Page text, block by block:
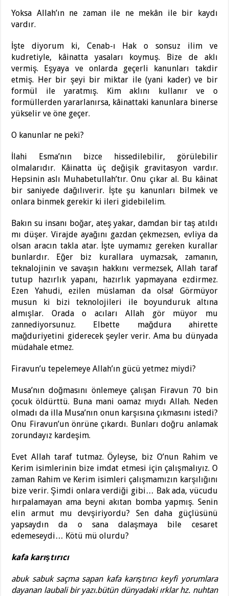
Yoksa Allah’ın ne zaman ile ne mekân ile bir kaydı
vardır.
İşte diyorum ki, Cenab-ı Hak o sonsuz ilim ve
kudretiyle, kâinatta yasaları koymuş. Bize de aklı
vermiş. Eşyaya ve onlarda geçerli kanunları takdir
etmiş. Her bir şeyi bir miktar ile (yani kader) ve bir
formül ile yaratmış. Kim aklını kullanır ve o
formüllerden yararlanırsa, kâinattaki kanunlara binerse
yükselir ve öne geçer.
O kanunlar ne peki?
İlahi Esma’nın bizce hissedilebilir, görülebilir
olmalarıdır. Kâinatta üç değişik gravitasyon vardır.
Hepsinin aslı Muhabetullah’tır. Onu çıkar al. Bu kâinat
bir saniyede dağılıverir. İşte şu kanunları bilmek ve
onlara binmek gerekir ki ileri gidebilelim.
Bakın su insanı boğar, ateş yakar, damdan bir taş atıldı
mı düşer. Virajde ayağını gazdan çekmezsen, evliya da
olsan aracın takla atar. İşte uymamız gereken kurallar
bunlardır. Eğer biz kurallara uymazsak, zamanın,
teknalojinin ve savaşın hakkını vermezsek, Allah taraf
tutup hazırlık yapanı, hazırlık yapmayana ezdirmez.
Ezen Yahudi, ezilen müslaman da olsa! Görmüyor
musun ki bizi teknolojileri ile boyunduruk altına
almışlar. Orada o acıları Allah gör müyor mu
zannediyorsunuz. Elbette mağdura ahirette
mağduriyetini giderecek şeyler verir. Ama bu dünyada
müdahale etmez.
Firavun’u tepelemeye Allah’ın gücü yetmez miydi?
Musa’nın doğmasını önlemeye çalışan Firavun 70 bin
çocuk öldürttü. Buna mani oamaz mıydı Allah. Neden
olmadı da illa Musa’nın onun karşısına çıkmasını istedi?
Onu Firavun’un önrüne çıkardı. Bunları doğru anlamak
zorundayız kardeşim.
Evet Allah taraf tutmaz. Öyleyse, biz O’nun Rahim ve
Kerim isimlerinin bize imdat etmesi için çalışmalıyız. O
zaman Rahim ve Kerim isimleri çalışmamızın karşılığını
bize verir. Şimdi onlara verdiği gibi… Bak ada, vücudu
hırpalamayan ama beyni akıtan bomba yapmış. Senin
elin armut mu devşiriyordu? Sen daha güçlüsünü
yapsaydın da o sana dalaşmaya bile cesaret
edemeseydi… Kötü mü olurdu?
kafa karıştırıcı
abuk sabuk saçma sapan kafa karıştırıcı keyfi yorumlara
dayanan laubali bir yazı.bütün dünyadaki ırklar hz. nuhtan